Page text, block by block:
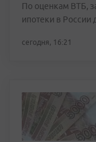
По оценкам ВТБ,
ипотеки в России
сегодня, 16:21